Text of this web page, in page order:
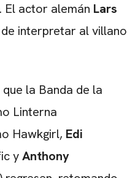
El actor alemán Lars
interpretar al villano
la Banda de la
Linterna
Hawkgirl, Edi
yAnthony